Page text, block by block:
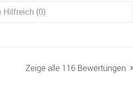
Hilfreich (0)
Zeige alle 116 Bewertungen